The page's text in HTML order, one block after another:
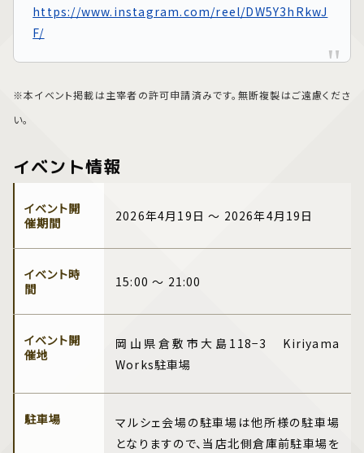
https://www.instagram.com/reel/DW5Y3hRkwJ
F/
※本イベント掲載は主宰者の許可申請済みです。無断複製はご遠慮くださ
い。
イベント情報
イベント開
催期間
2026年4月19日 ～ 2026年4月19日
イベント時
間
15:00 ～ 21:00
イベント開
催地
岡山県倉敷市大島118−3 Kiriyama
Works駐車場
駐車場
マルシェ会場の駐車場は他所様の駐車場
となりますので、当店北側倉庫前駐車場を